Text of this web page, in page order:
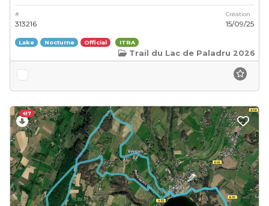
#
313216
Création
15/09/25
Lake Nocturne Official ITRA
Trail du Lac de Paladru 2026
417